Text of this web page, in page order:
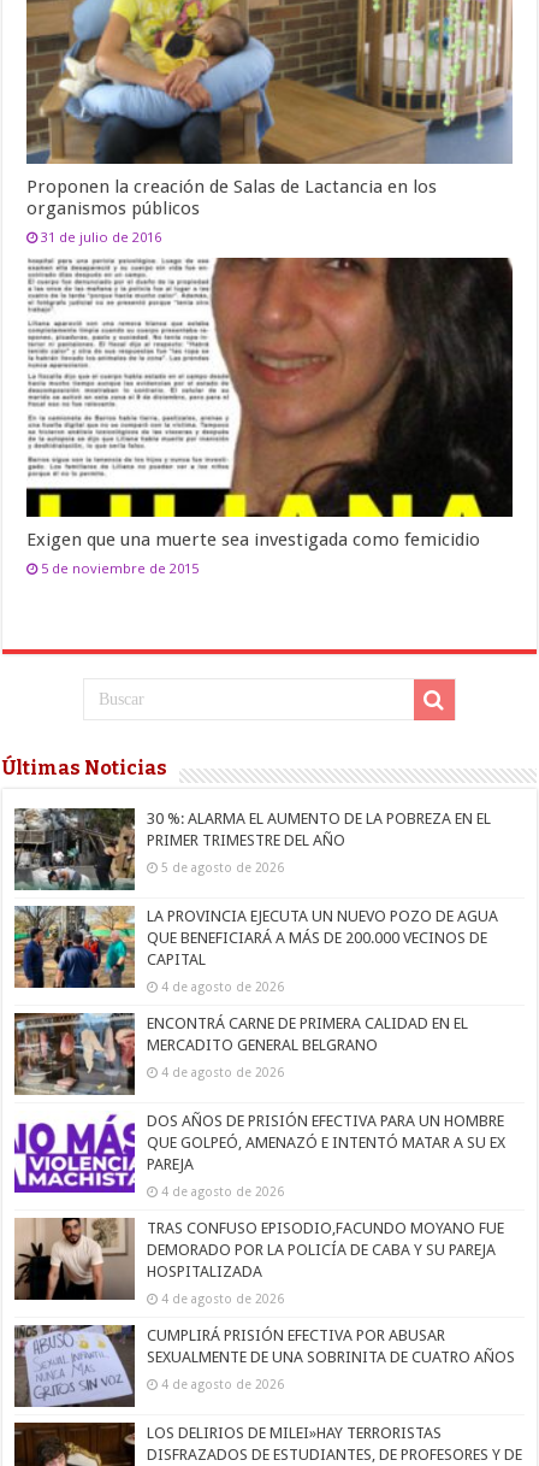
Proponen la creación de Salas de Lactancia en los
organismos públicos
31 de julio de 2016
Exigen que una muerte sea investigada como femicidio
5 de noviembre de 2015
Últimas Noticias
30 %: ALARMA EL AUMENTO DE LA POBREZA EN EL
PRIMER TRIMESTRE DEL AÑO
5 de agosto de 2026
LA PROVINCIA EJECUTA UN NUEVO POZO DE AGUA
QUE BENEFICIARÁ A MÁS DE 200.000 VECINOS DE
CAPITAL
4 de agosto de 2026
ENCONTRÁ CARNE DE PRIMERA CALIDAD EN EL
MERCADITO GENERAL BELGRANO
4 de agosto de 2026
DOS AÑOS DE PRISIÓN EFECTIVA PARA UN HOMBRE
QUE GOLPEÓ, AMENAZÓ E INTENTÓ MATAR A SU EX
PAREJA
4 de agosto de 2026
TRAS CONFUSO EPISODIO,FACUNDO MOYANO FUE
DEMORADO POR LA POLICÍA DE CABA Y SU PAREJA
HOSPITALIZADA
4 de agosto de 2026
CUMPLIRÁ PRISIÓN EFECTIVA POR ABUSAR
SEXUALMENTE DE UNA SOBRINITA DE CUATRO AÑOS
4 de agosto de 2026
LOS DELIRIOS DE MILEI»HAY TERRORISTAS
DISFRAZADOS DE ESTUDIANTES, DE PROFESORES Y DE